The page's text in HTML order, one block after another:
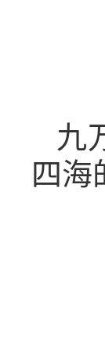
九
四海